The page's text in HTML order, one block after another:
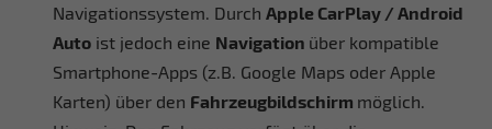
Navigationssystem. Durch Apple CarPlay / Android
Auto ist jedoch eine Navigation über kompatible
Smartphone-Apps (z.B. Google Maps oder Apple
Karten) über den Fahrzeugbildschirm möglich.